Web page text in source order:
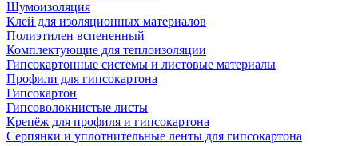
Шумоизоляция
Клей для изоляционных материалов
Полиэтилен вспененный
Комплектующие для теплоизоляции
Гипсокартонные системы и листовые материалы
Профили для гипсокартона
Гипсокартон
Гипсоволокнистые листы
Крепёж для профиля и гипсокартона
Серпянки и уплотнительные ленты для гипсокартона